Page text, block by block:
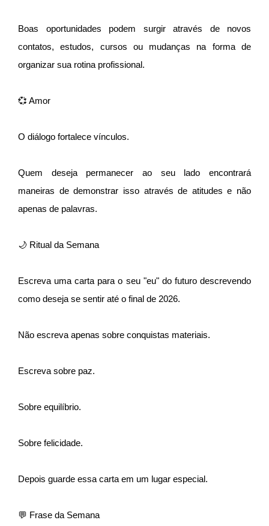
Boas oportunidades podem surgir através de novos
contatos, estudos, cursos ou mudanças na forma de
organizar sua rotina profissional.
💞 Amor
O diálogo fortalece vínculos.
Quem deseja permanecer ao seu lado encontrará
maneiras de demonstrar isso através de atitudes e não
apenas de palavras.
🌙 Ritual da Semana
Escreva uma carta para o seu "eu" do futuro descrevendo
como deseja se sentir até o final de 2026.
Não escreva apenas sobre conquistas materiais.
Escreva sobre paz.
Sobre equilíbrio.
Sobre felicidade.
Depois guarde essa carta em um lugar especial.
💬 Frase da Semana